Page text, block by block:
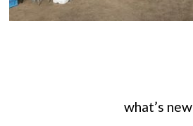
what’s new